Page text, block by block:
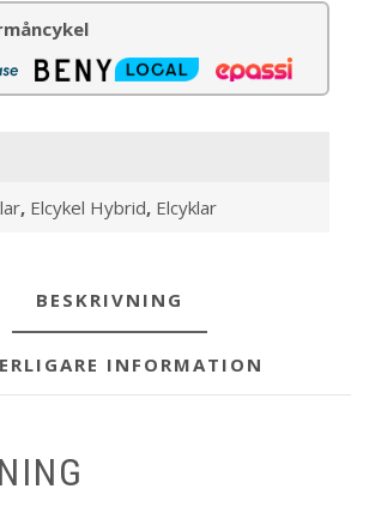
, Elcykel Hybrid, Elcyklar
BESKRIVNING
INFORMATION